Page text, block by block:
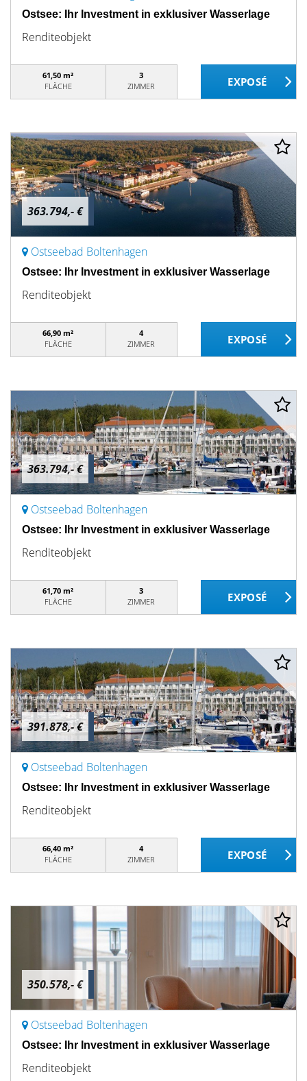
Ostsee: Ihr Investment in exklusiver Wasserlage
Renditeobjekt
61,50 m²
FLÄCHE
3
ZIMMER
363.794,- €
Ostseebad Boltenhagen
Ostsee: Ihr Investment in exklusiver Wasserlage
Renditeobjekt
66,90 m²
FLÄCHE
4
ZIMMER
363.794,- €
Ostseebad Boltenhagen
Ostsee: Ihr Investment in exklusiver Wasserlage
Renditeobjekt
61,70 m²
FLÄCHE
3
ZIMMER
391.878,- €
Ostseebad Boltenhagen
Ostsee: Ihr Investment in exklusiver Wasserlage
Renditeobjekt
66,40 m²
FLÄCHE
4
ZIMMER
350.578,- €
Ostseebad Boltenhagen
Ostsee: Ihr Investment in exklusiver Wasserlage
Renditeobjekt